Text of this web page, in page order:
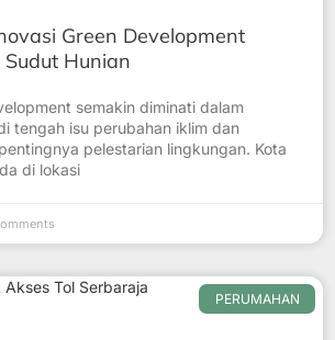
Green Development
Hunian
semakin diminati dalam
tengah isu perubahan iklim dan
pelestarian lingkungan. Kota
di lokasi
PERUMAHAN